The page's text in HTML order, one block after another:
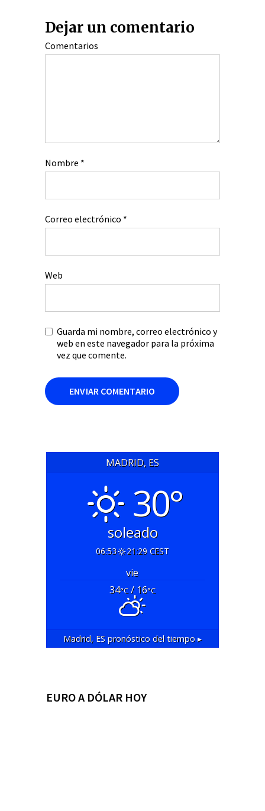
Dejar un comentario
Comentarios
Nombre *
Correo electrónico *
Web
Guarda mi nombre, correo electrónico y
web en este navegador para la próxima
vez que comente.
MADRID, ES
30°
soleado
06:53 21:29 CEST
vie
34°C/ 16°C
Madrid, ES pronóstico del tiempo ▸
EURO A DÓLAR HOY